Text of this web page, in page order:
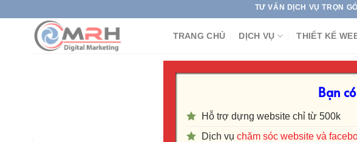
TƯ VẤN DỊCH VỤ TRỌN GÓI: THIẾT
TRANG CHỦ DỊCH VỤ THIẾT KẾ
DANH
Tổng hợp tin tức, cập nhật mới vềBạn
Hỗ trợ dựng website chỉ từ 500k
Dịch vụ chăm sóc website và